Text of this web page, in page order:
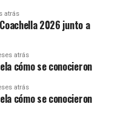
atrás
2026 junto a
atrás
cómo se conocieron
atrás
cómo se conocieron